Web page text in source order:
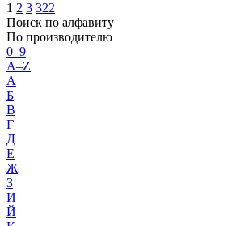
1 2 3 322
Поиск по алфавиту
По производителю
0–9
A–Z
А
Б
В
Г
Д
Е
Ж
З
И
Й